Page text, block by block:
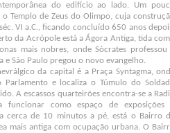
do edifício ao lado. Um
o Templo de Zeus do Olimpo, cuja
VI a.C., ficando concluído 650 anos
da Acrópole está a Ágora Antiga, tida
mais nobres, onde Sócrates professou
e São Paulo pregou o novo evangelho.
da capital é a Praça Syntagma,
Parlamento e localiza o Túmulo do
A escassos quarteirões encontra-se a
funcionar como espaço de exposições
cerca de 10 minutos a pé, está o Bairro
mais antiga com ocupação urbana. O